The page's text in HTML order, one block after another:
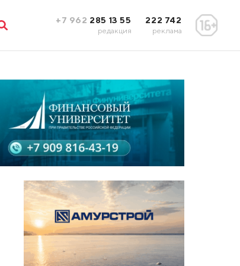
+7 962 285 13 55
редакция
222 742
реклама